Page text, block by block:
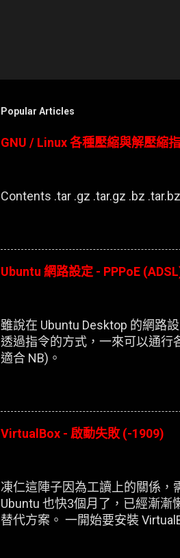
Popular Articles
GNU / Linux 各種壓縮與解壓縮
Contents .tar .gz .tar.gz .bz
Ubuntu 網路設定 - PPPoE
雖說在 Ubuntu Desktop 的網路
透過指令的方式，一來可以通行
適合 NB)。
VirtualBox - 啟動失敗 (-1909)
凍仁這陣子因為工讀上的關係，
Ubuntu 也快3個月了，已經漸漸
替代方案。 一開始要安裝